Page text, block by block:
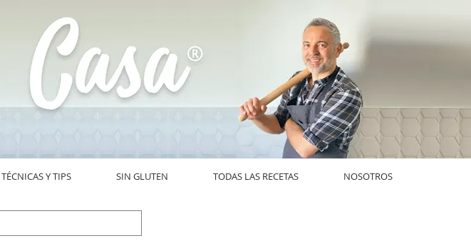
TÉCNICAS Y TIPS SIN GLUTEN TODAS LAS RECETAS NOSOTROS